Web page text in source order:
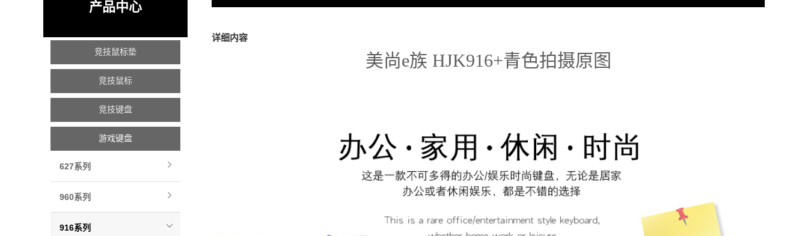
产品中心
竞技鼠标垫
竞技鼠标
竞技键盘
游戏键盘
627系列
960系列
916系列
详细内容
美尚e族 HJK916+青色拍摄原图